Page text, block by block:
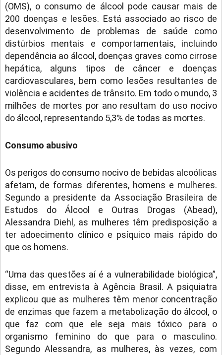
(OMS), o consumo de álcool pode causar mais de
200 doenças e lesões. Está associado ao risco de
desenvolvimento de problemas de saúde como
distúrbios mentais e comportamentais, incluindo
dependência ao álcool, doenças graves como cirrose
hepática, alguns tipos de câncer e doenças
cardiovasculares, bem como lesões resultantes de
violência e acidentes de trânsito. Em todo o mundo, 3
milhões de mortes por ano resultam do uso nocivo
do álcool, representando 5,3% de todas as mortes.
Consumo abusivo
Os perigos do consumo nocivo de bebidas alcoólicas
afetam, de formas diferentes, homens e mulheres.
Segundo a presidente da Associação Brasileira de
Estudos do Álcool e Outras Drogas (Abead),
Alessandra Diehl, as mulheres têm predisposição a
ter adoecimento clínico e psíquico mais rápido do
que os homens.
“Uma das questões aí é a vulnerabilidade biológica”,
disse, em entrevista à Agência Brasil. A psiquiatra
explicou que as mulheres têm menor concentração
de enzimas que fazem a metabolização do álcool, o
que faz com que ele seja mais tóxico para o
organismo feminino do que para o masculino.
Segundo Alessandra, as mulheres, às vezes, com